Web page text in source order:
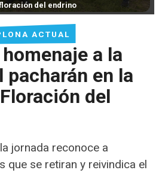
ACTUAL
a la
en la
del
jornada reconoce a
que se retiran y reivindica el
del endrino